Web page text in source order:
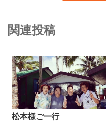
関連投稿
松本様ご一行